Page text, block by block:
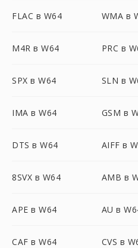
FLAC в W64 WMA в
M4R в W64 PRC в
SPX в W64 SLN в
IMA в W64 GSM в
DTS в W64 AIFF в
8SVX в W64 AMB в
APE в W64 AU в
CAF в W64 CVS в